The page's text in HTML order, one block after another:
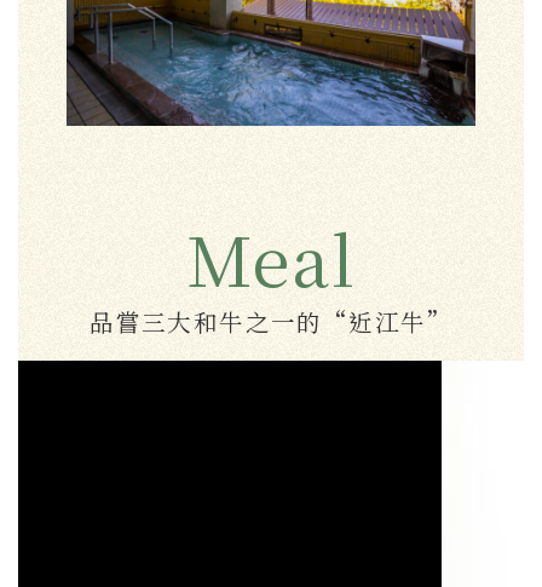
Meal
品嘗三大和牛之一的“近江牛”